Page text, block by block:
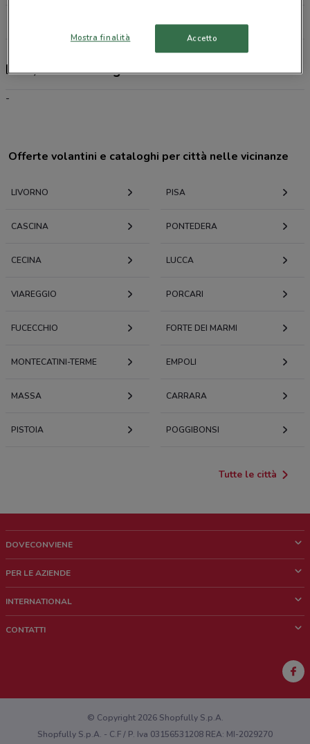
Tutti i negozi Eolo
Eolo, offerte e negozi
-
Offerte volantini e cataloghi per città nelle vicinanze
LIVORNO PISA
CASCINA PONTEDERA
CECINA LUCCA
VIAREGGIO PORCARI
FUCECCHIO FORTE DEI MARMI
MONTECATINI-TERME EMPOLI
MASSA CARRARA
PISTOIA POGGIBONSI
Tutte le città
DOVECONVIENE
Chi siamo
Lavora con noi
PER LE AZIENDE
Richieste commerciali e marketing
INTERNATIONAL
CONTATTI
Hai un malfunzionamento sul web o sull'app?
© Copyright 2026 Shopfully S.p.A.
Shopfully S.p.A. - C.F / P. Iva 03156531208 REA: MI-2029270
Mostra finalità Accetto